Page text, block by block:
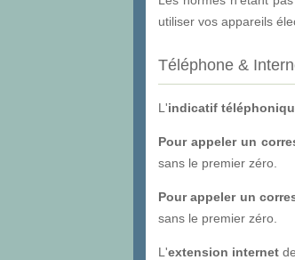
utiliser vos appareils
Téléphone &
L'indicatif
Pour appeler un
sans le premier zéro.
Pour appeler un
sans le premier zéro.
L'extension internet